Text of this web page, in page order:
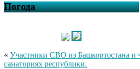
Погода
« Участники СВО из Башкортостана и
санаториях республики.